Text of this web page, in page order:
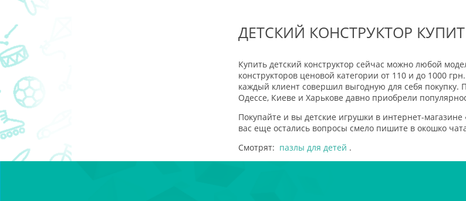
ДЕТСКИЙ КОНСТРУКТОР
Купить детский конструктор сейчас можно любой
конструкторов ценовой категории от 110 и до 1000
каждый клиент совершил выгодную для себя
Одессе, Киеве и Харькове давно приобрели
Покупайте и вы детские игрушки в интернет-
вас еще остались вопросы смело пишите в окошко
Смотрят: пазлы для детей .